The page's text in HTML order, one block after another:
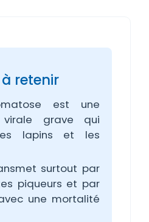
retenir
est une
virale grave qui
lapins et les
surtout par
piqueurs et par
une mortalité